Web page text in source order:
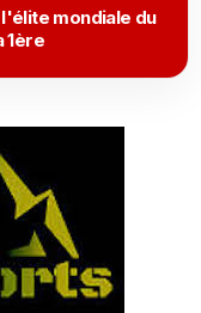
mondiale du
1ère